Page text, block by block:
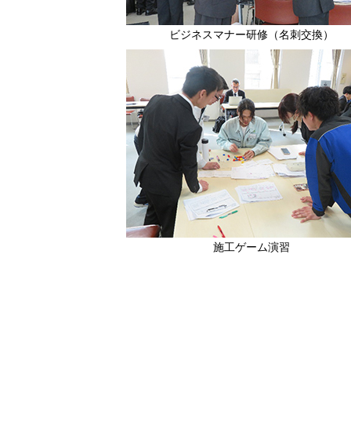
ビジネスマナー研修（名刺交換）
施工ゲーム演習